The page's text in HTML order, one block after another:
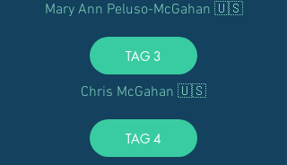
Mary Ann Peluso-McGahan 🇺🇸
TAG 3
Chris McGahan 🇺🇸
TAG 4